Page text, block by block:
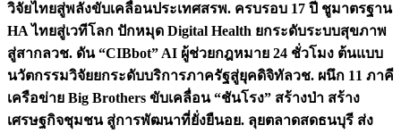
วิจัยไทยสู่พลังขับเคลื่อนประเทศสรพ. ครบรอบ 17 ปี ชูมาตรฐาน
HA ไทยสู่เวทีโลก ปักหมุด Digital Health ยกระดับระบบสุขภาพ
สู่สากลวช. ดัน “CIBbot” AI ผู้ช่วยกฎหมาย 24 ชั่วโมง ต้นแบบ
นวัตกรรมวิจัยยกระดับบริการภาครัฐสู่ยุคดิจิทัลวช. ผนึก 11 ภาคี
เครือข่าย Big Brothers ขับเคลื่อน “ชันโรง” สร้างป่า สร้าง
เศรษฐกิจชุมชน สู่การพัฒนาที่ยั่งยืนอย. ลุยตลาดสดธนบุรี ส่ง